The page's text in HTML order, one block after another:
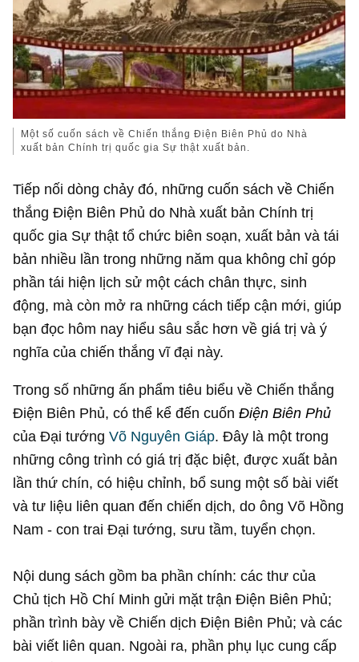
Một số cuốn sách về Chiến thắng Điện Biên Phủ do Nhà
xuất bản Chính trị quốc gia Sự thật xuất bản.
Tiếp nối dòng chảy đó, những cuốn sách về Chiến
thắng Điện Biên Phủ do Nhà xuất bản Chính trị
quốc gia Sự thật tổ chức biên soạn, xuất bản và tái
bản nhiều lần trong những năm qua không chỉ góp
phần tái hiện lịch sử một cách chân thực, sinh
động, mà còn mở ra những cách tiếp cận mới, giúp
bạn đọc hôm nay hiểu sâu sắc hơn về giá trị và ý
nghĩa của chiến thắng vĩ đại này.
Trong số những ấn phẩm tiêu biểu về Chiến thắng
Điện Biên Phủ, có thể kể đến cuốnĐiện Biên Phủ
của Đại tướngVõ Nguyên Giáp. Đây là một trong
những công trình có giá trị đặc biệt, được xuất bản
lần thứ chín, có hiệu chỉnh, bổ sung một số bài viết
và tư liệu liên quan đến chiến dịch, do ông Võ Hồng
Nam - con trai Đại tướng, sưu tầm, tuyển chọn.
Nội dung sách gồm ba phần chính: các thư của
Chủ tịch Hồ Chí Minh gửi mặt trận Điện Biên Phủ;
phần trình bày về Chiến dịch Điện Biên Phủ; và các
bài viết liên quan. Ngoài ra, phần phụ lục cung cấp